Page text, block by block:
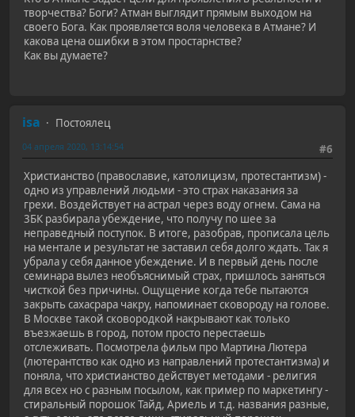
творчества? Боги? Атман выглядит прямым выходом на
своего Бога. Как проявляется воля человека в Атмане? И
какова цена ошибки в этом простарнстве?
Как вы думаете?
isa
Постоялец
#6
04 апреля 2020, 13:14:54
Христианство (православие, католицизм, протестантизм) -
одно из управлений людьми - это страх наказания за
грехи. Воздействует на астрал через воду огнем. Сама на
3БК разбирала убеждение, что получу по шее за
неправедный поступок. В итоге, разобрав, прописала цель
на ментале и результат не заставил себя долго ждать. Так я
убрала у себя данное убеждение. И в первый день после
семинара вылез необъяснимый страх, пришлось заняться
чисткой без причины. Ощущение когда тебе пытаются
закрыть сахасрара чакру, напоминает сковороду на голове.
В Москве такой сковородкой накрывают как только
въезжаешь в город, потом просто перестаешь
отслеживать. Посмотрела фильм про Мартина Лютера
(лютерантство как одно из направлений протестантизма) и
поняла, что христианство действует методами - религия
для всех но с разным посылом, как пример по маркетингу -
стиральный порошок Тайд, Ариель и т.д. названия разные,